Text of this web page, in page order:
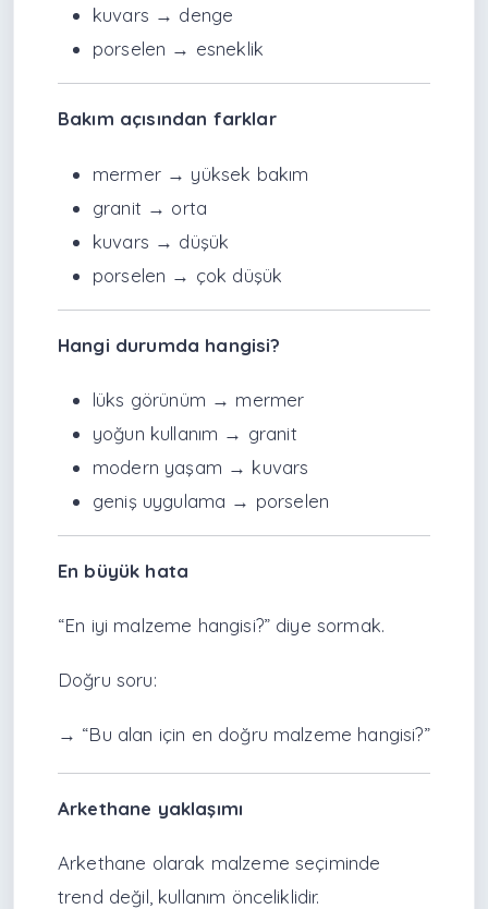
kuvars → denge
porselen → esneklik
Bakım açısından farklar
mermer → yüksek bakım
granit → orta
kuvars → düşük
porselen → çok düşük
Hangi durumda hangisi?
lüks görünüm → mermer
yoğun kullanım → granit
modern yaşam → kuvars
geniş uygulama → porselen
En büyük hata
“En iyi malzeme hangisi?” diye sormak.
Doğru soru:
→ “Bu alan için en doğru malzeme hangisi?”
Arkethane yaklaşımı
Arkethane olarak malzeme seçiminde
trend değil, kullanım önceliklidir.